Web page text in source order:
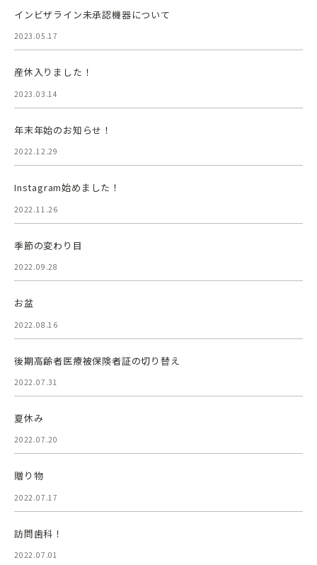
インビザライン未承認機器について
2023.05.17
産休入りました！
2023.03.14
年末年始のお知らせ！
2022.12.29
Instagram始めました！
2022.11.26
季節の変わり目
2022.09.28
お盆
2022.08.16
後期高齢者医療被保険者証の切り替え
2022.07.31
夏休み
2022.07.20
贈り物
2022.07.17
訪問歯科！
2022.07.01